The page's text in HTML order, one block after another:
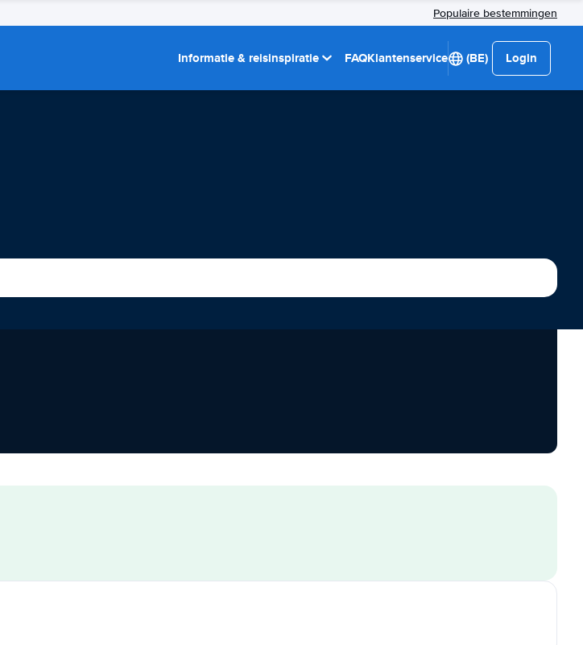
Populaire bestemmingen
Informatie & reisinspiratie FAQKlantenservice (BE) Login